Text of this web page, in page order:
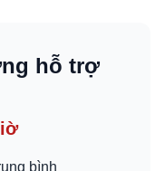
hỗ trợ
bình